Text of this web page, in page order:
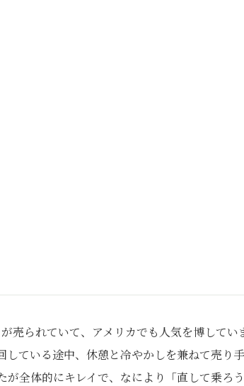
売られていて、アメリカでも人気を博して
ている途中、休憩と冷やかしを兼ねて売り
全体的にキレイで、なにより「直して乗ろ